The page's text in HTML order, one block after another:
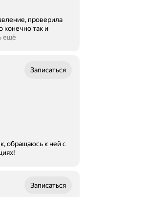
проверила
конечно так и
ещё
Записаться
Записаться